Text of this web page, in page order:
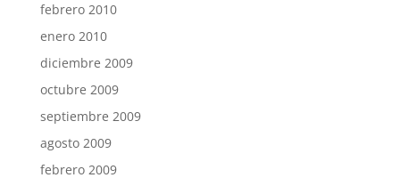
febrero 2010
enero 2010
diciembre 2009
octubre 2009
septiembre 2009
agosto 2009
febrero 2009